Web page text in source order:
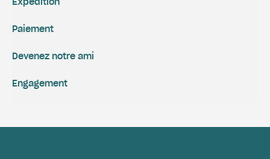
Paiement
Engagement
Devenez notre ami